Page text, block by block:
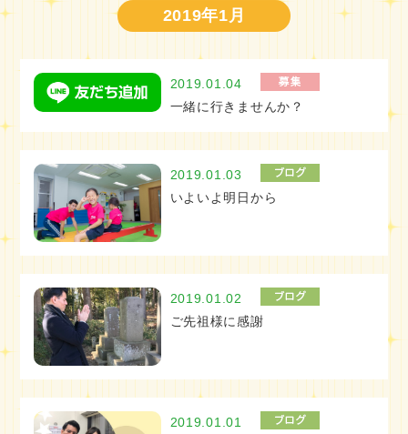
2019年1月
2019.01.04
一緒に行きませんか？
2019.01.03
いよいよ明日から
2019.01.02
ご先祖様に感謝
2019.01.01